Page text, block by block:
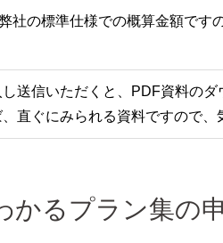
社の標準仕様での概算金額です
送信いただくと、PDF資料の
直ぐにみられる資料ですので、
かるプラン集の